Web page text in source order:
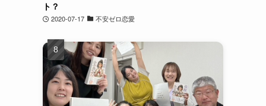
ト？
2020-07-17 不安ゼロ恋愛